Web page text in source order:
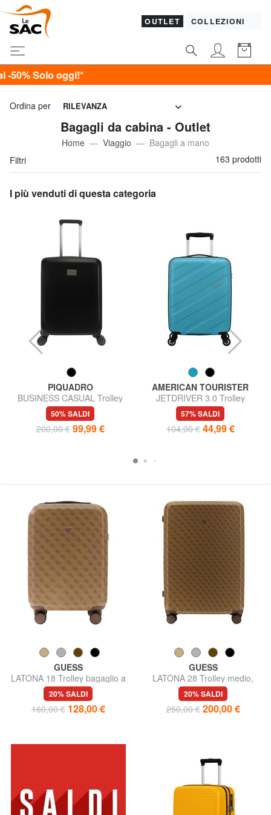
OUTLET COLLEZIONI
Ordina per RILEVANZA
Bagagli da cabina - Outlet
Home Viaggio
Bagagli a mano
Filtri
163 prodotti
I più venduti di questa categoria
PIQUADRO
BUSINESS CASUAL Trolley
Bagaglio a Mano
50% SALDI
200,00 € 99,99 €
AMERICAN TOURISTER
JETDRIVER 3.0 Trolley
Bagaglio a Mano
57% SALDI
104,90 € 44,99 €
GUESS
LATONA 18 Trolley bagaglio a
mano, rigido
20% SALDI
160,00 € 128,00 €
GUESS
LATONA 28 Trolley medio,
rigido
20% SALDI
250,00 € 200,00 €